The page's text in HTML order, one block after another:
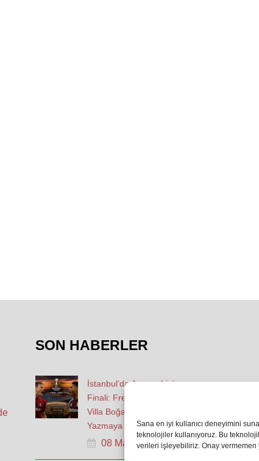
Sana en iyi kullanıcı deneyimini
teknolojiler kullanıyoruz. Bu
verileri işleyebiliriz. Onay vermemen
SON HABERLER
İstanbul’da Avrupa Ligi
Finali: Freiburg ve Aston
Villa Boğaz’da Tarih
Yazmaya Hazırlanıyor
08 May 2026